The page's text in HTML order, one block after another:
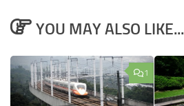
YOU MAY ALSO LIKE...
1